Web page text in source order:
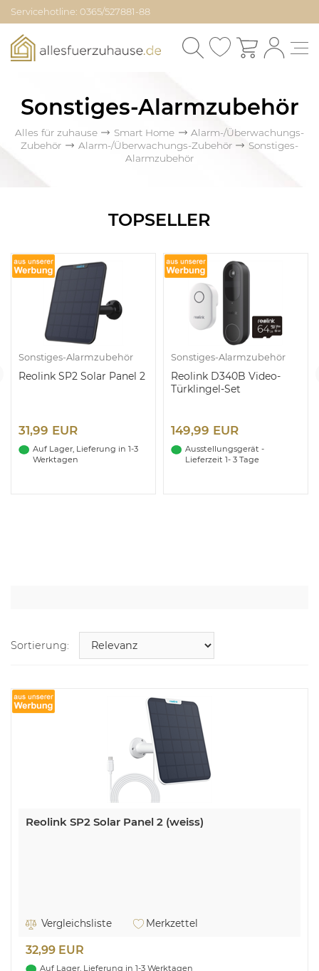
Servicehotline: 0365/527881-88
Sonstiges-Alarmzubehör
Alles für zuhause Smart Home
Alarm-/Überwachungs-
Zubehör
Alarm-/Überwachungs-Zubehör
Sonstiges-
Alarmzubehör
TOPSELLER
Sonstiges-Alarmzubehör
Reolink SP2 Solar Panel 2
31,99 EUR
Auf Lager, Lieferung in 1-3
Werktagen
Sonstiges-Alarmzubehör
Reolink D340B Video-
Türklingel-Set
149,99 EUR
Ausstellungsgerät -
Lieferzeit 1- 3 Tage
Sortierung:
Reolink SP2 Solar Panel 2 (weiss)
Vergleichsliste Merkzettel
32,99 EUR
Auf Lager, Lieferung in 1-3 Werktagen